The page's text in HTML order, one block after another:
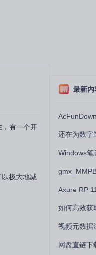
，有一个开
以极大地减
最新内
视频元数据
网盘直链下